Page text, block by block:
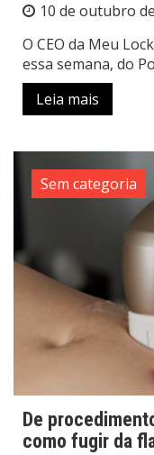
10 de outubro
O CEO da Meu
essa semana, do
Leia mais
Sem categoria
De
como fugir da